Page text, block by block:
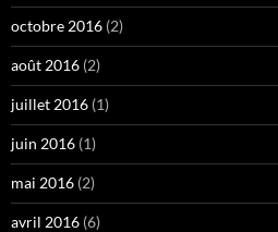
octobre 2016 (2)
août 2016 (2)
juillet 2016 (1)
juin 2016 (1)
mai 2016 (2)
avril 2016 (6)